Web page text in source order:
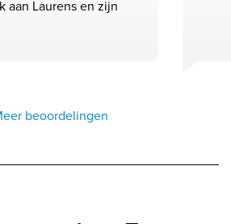
aan Laurens en zijn
beoordelingen